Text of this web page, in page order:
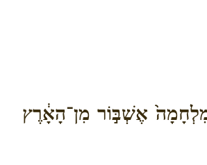
אֶשְׁבּ֣וֹר מִן־הָאָ֔רֶץ